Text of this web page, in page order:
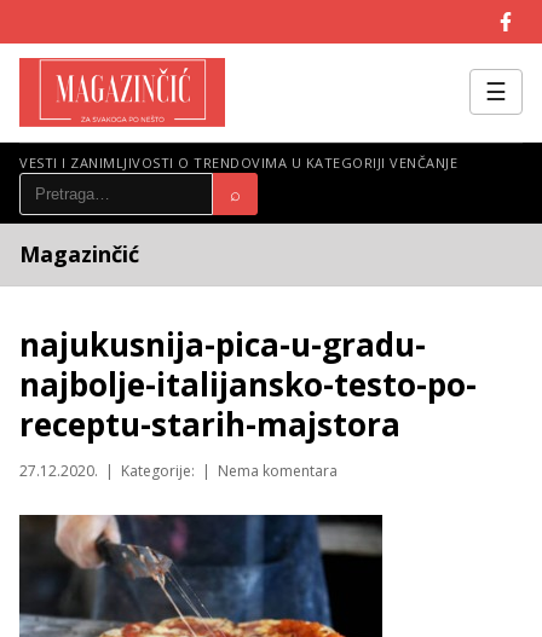
☰
VESTI I ZANIMLJIVOSTI O TRENDOVIMA U KATEGORIJI VENČANJE
⌕
Magazinčić
najukusnija-pica-u-gradu-
najbolje-italijansko-testo-po-
receptu-starih-majstora
27.12.2020. | Kategorije: | Nema komentara